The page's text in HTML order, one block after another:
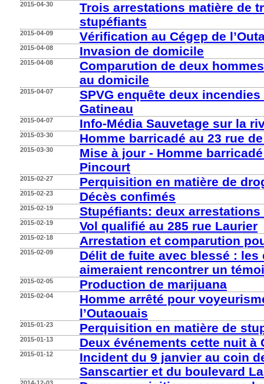
Trois arrestations matière de
stupéfiants
2015-04-30
Vérification au Cégep de
2015-04-09
Invasion de domicile
2015-04-08
Comparution de deux
au domicile
2015-04-08
SPVG enquête deux
Gatineau
2015-04-07
Info-Média Sauvetage sur la
2015-04-07
Homme barricadé au 23 rue
2015-03-30
Mise à jour - Homme
Pincourt
2015-03-30
Perquisition en matière de
2015-02-27
Décès confimés
2015-02-23
Stupéfiants: deux arrestations
2015-02-19
Vol qualifié au 285 rue Laurier
2015-02-19
Arrestation et comparution
2015-02-18
Délit de fuite avec blessé : les
aimeraient rencontrer un
2015-02-09
Production de marijuana
2015-02-05
Homme arrêté pour
l’Outaouais
2015-02-04
Perquisition en matière de
2015-01-23
Deux événements cette nuit à
2015-01-13
Incident du 9 janvier au coin
Sanscartier et du boulevard
2015-01-12